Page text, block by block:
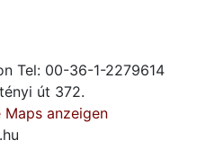
Tel: 00-36-1-2279614
út 372.
anzeigen